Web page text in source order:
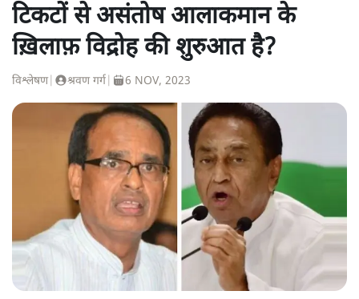
टिकटों से असंतोष आलाकमान के
ख़िलाफ़ विद्रोह की शुरुआत है?
विश्लेषण| श्रवण गर्ग 6 NOV, 2023